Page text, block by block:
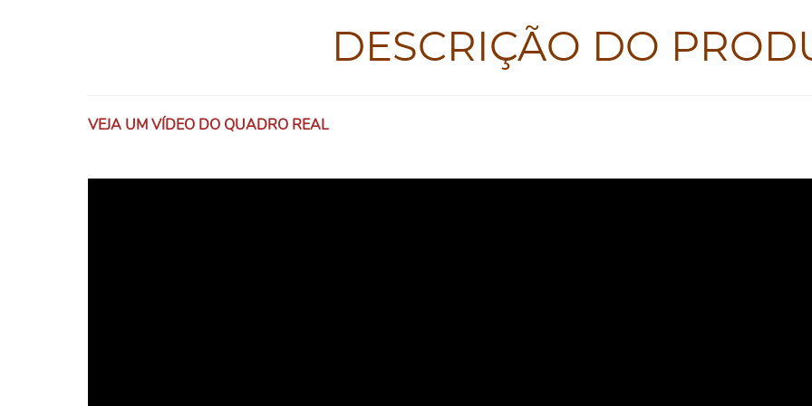
DESCRIÇÃO DO
VEJA UM VÍDEO DO QUADRO REAL